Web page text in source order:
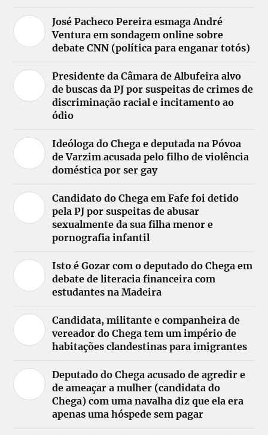
José Pacheco Pereira esmaga André
Ventura em sondagem online sobre
debate CNN (política para enganar totós)
Presidente da Câmara de Albufeira alvo
de buscas da PJ por suspeitas de crimes de
discriminação racial e incitamento ao
ódio
Ideóloga do Chega e deputada na Póvoa
de Varzim acusada pelo filho de violência
doméstica por ser gay
Candidato do Chega em Fafe foi detido
pela PJ por suspeitas de abusar
sexualmente da sua filha menor e
pornografia infantil
Isto é Gozar com o deputado do Chega em
debate de literacia financeira com
estudantes na Madeira
Candidata, militante e companheira de
vereador do Chega tem um império de
habitações clandestinas para imigrantes
Deputado do Chega acusado de agredir e
de ameaçar a mulher (candidata do
Chega) com uma navalha diz que ela era
apenas uma hóspede sem pagar